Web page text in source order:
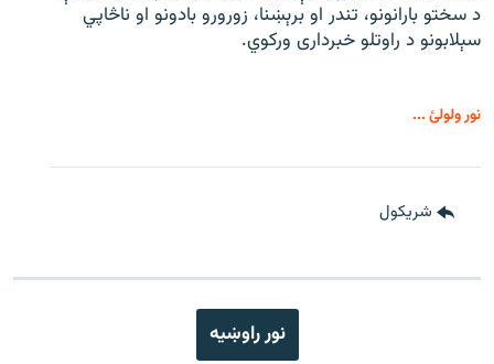
د سختو بارانونو، تندر او برېښنا، زورورو بادونو او ناڅاپي
سېلابونو د راوتلو خبرداری ورکوي.
نور ولولئ ...
شريکول
نور راوښيه